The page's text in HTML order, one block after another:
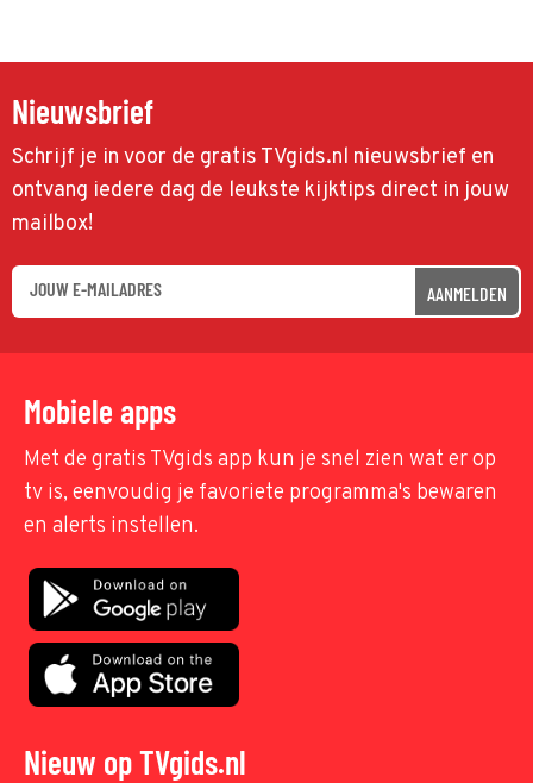
Nieuwsbrief
Schrijf je in voor de gratis TVgids.nl nieuwsbrief en
ontvang iedere dag de leukste kijktips direct in jouw
mailbox!
AANMELDEN
Mobiele apps
Met de gratis TVgids app kun je snel zien wat er op
tv is, eenvoudig je favoriete programma's bewaren
en alerts instellen.
Nieuw op TVgids.nl